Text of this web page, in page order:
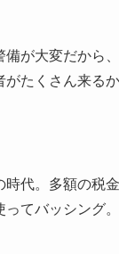
が大変だから
たくさん来る
時代。多額の税
てバッシング。